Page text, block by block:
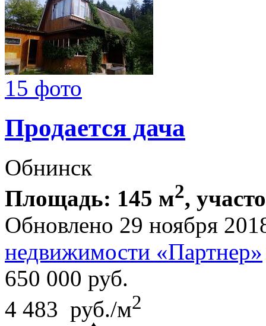
15 фото
Продается дача
Обнинск
Площадь: 145 м2,
Обновлено 29 ноября
недвижимости «Партнер»
650 000 руб.
4 483 руб./м2